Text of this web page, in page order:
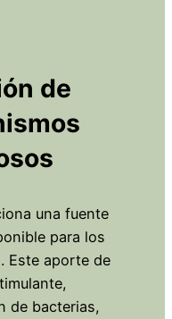
de
una fuente
para los
Este aporte de
de bacterias,